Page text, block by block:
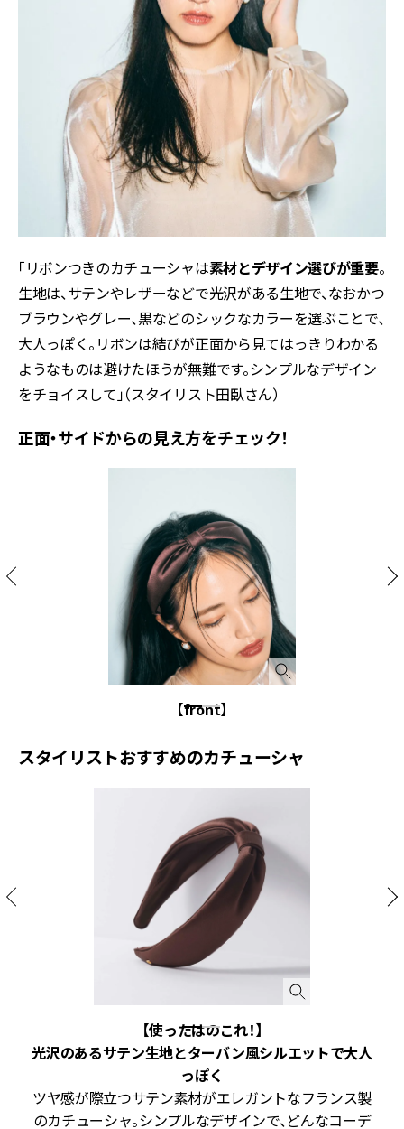
「リボンつきのカチューシャは素材とデザイン選びが重要。
生地は、サテンやレザーなどで光沢がある生地で、なおかつ
ブラウンやグレー、黒などのシックなカラーを選ぶことで、
大人っぽく。リボンは結びが正面から見てはっきりわかる
ようなものは避けたほうが無難です。シンプルなデザイン
をチョイスして」（スタイリスト田臥さん）
正面・サイドからの見え方をチェック！
【front】
スタイリストおすすめのカチューシャ
【使ったはのこれ！】
光沢のあるサテン生地とターバン風シルエットで大人
っぽく
ツヤ感が際立つサテン素材がエレガントなフランス製
のカチューシャ。シンプルなデザインで、どんなコーデ